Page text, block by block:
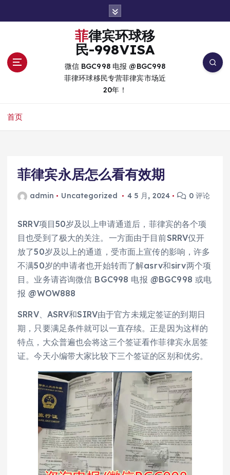
菲律宾环球移
民-998VISA
微信 BGC998 电报 @BGC998
菲律环球移民专营菲律宾市场近
20年！
首页
菲律宾永居怎么看有效期
admin Uncategorized 4 5 月, 2024 0 评论
SRRV项目50岁及以上申请通道后，菲律宾的各个项
目也受到了极大的关注。一方面由于目前SRRV仅开
放了50岁及以上的通道，受市面上宣传的影响，许多
不满50岁的申请者也开始转而了解asrv和sirv两个项
目。业务请咨询微信 BGC998 电报 @BGC998 或电
报 @WOW888
SRRV、ASRV和SIRV由于官方未规定签证的到期日
期，只要满足条件就可以一直存续。正是因为这样的
特点，大众普遍也会将这三个签证看作菲律宾永居签
证。今天小编带大家比较下三个签证的区别和优劣。